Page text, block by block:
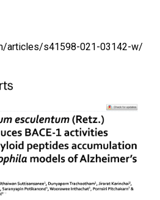
articles/s41598-021-03142-w/